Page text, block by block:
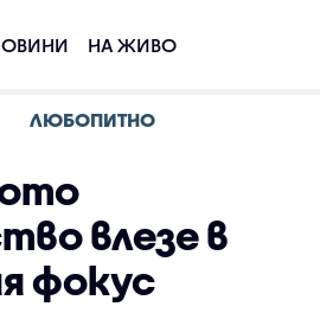
НА ЖИВО
ЛЮБОПИТНО
влезе в
фокус